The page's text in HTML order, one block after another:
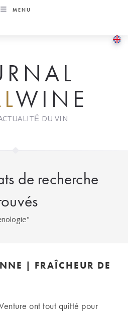
MENU
WINE
DU VIN
de recherche
| FRAÎCHEUR DE
ont tout quitté pour